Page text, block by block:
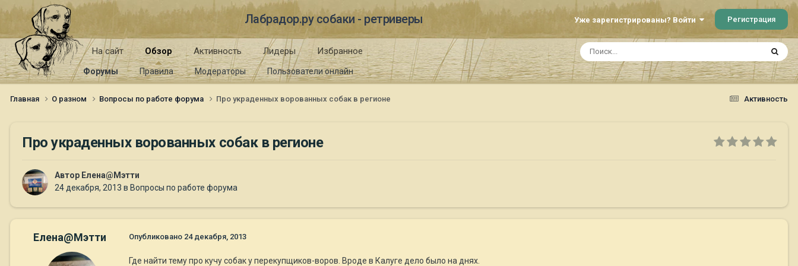
Лабрадор.ру собаки - ретриверы Уже зарегистрированы? Войти Регистрация
На сайт Обзор
Форумы Правила Модераторы Пользователи онлайн
Активность Лидеры Избранное
Активность
Главная О разном Вопросы по работе форума Про украденных ворованных собак в регионе
Про украденных ворованных собак в регионе
Автор Елена@Мэтти
24 декабря, 2013 в Вопросы по работе форума
Елена@Мэтти Опубликовано 24 декабря, 2013
Где найти тему про кучу собак у перекупщиков-воров. Вроде в Калуге дело было на днях.